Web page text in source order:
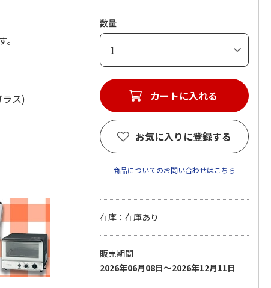
ラス)
数量
カートに入れる
お気に入りに登録する
商品についてのお問い合わせはこちら
在庫：在庫あり
販売期間
2026年06月08日～2026年12月11日